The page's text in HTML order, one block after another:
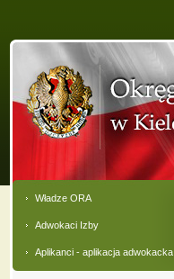
Władze ORA
Adwokaci Izby
Aplikanci - aplikacja adwokacka